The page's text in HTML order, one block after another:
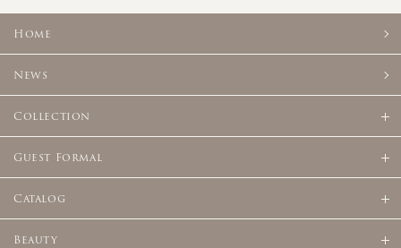
Home
News
Collection
Guest Formal
Catalog
Beauty